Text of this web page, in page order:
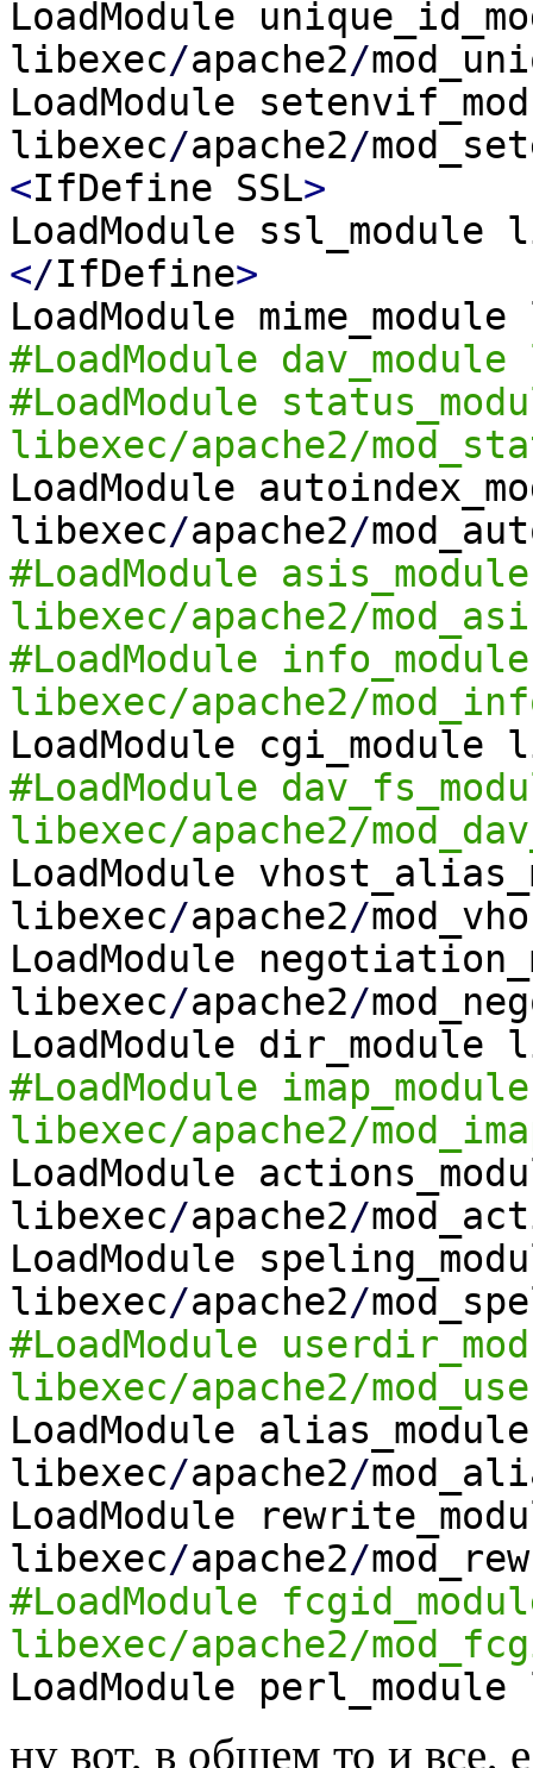
LoadModule
libexec/apache2/
LoadModule
libexec/apache2/
<IfDefine SSL>
LoadModule ssl_module
</IfDefine>
LoadModule
#LoadModule
#LoadModule
libexec/apache2/
LoadModule
libexec/apache2/
#LoadModule asis_module
libexec/apache2/
#LoadModule info_module
libexec/apache2/
LoadModule cgi_module
#LoadModule
libexec/apache2/
LoadModule
libexec/apache2/
LoadModule
libexec/apache2/
LoadModule dir_module
#LoadModule imap_module
libexec/apache2/
LoadModule
libexec/apache2/
LoadModule
libexec/apache2/
#LoadModule
libexec/apache2/
LoadModule alias_module
libexec/apache2/
LoadModule
libexec/apache2/
#LoadModule
libexec/apache2/
LoadModule
ну вот, в общем то и все,